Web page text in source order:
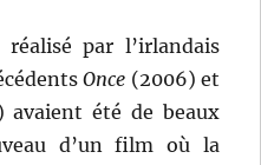
par l’irlandais
Once (2006) et
avaient été de beaux
d’un film où la